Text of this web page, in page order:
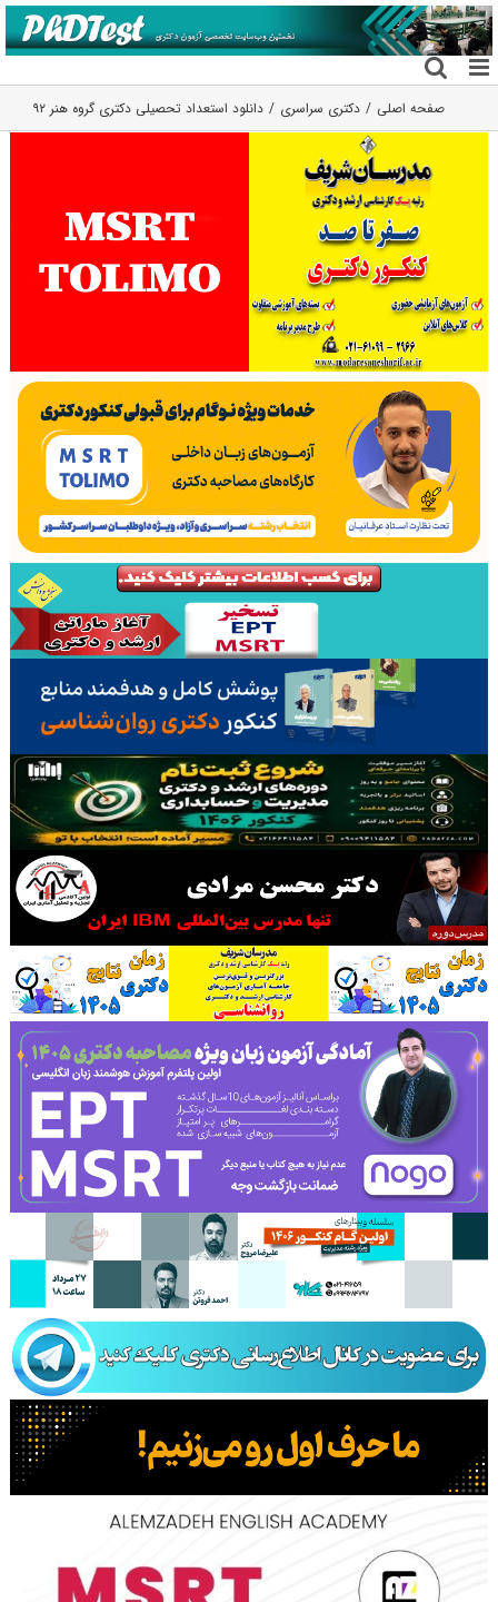
رفتن
به
محتوا
صفحه اصلی دکتری سراسری دانلود استعداد تحصیلی دکتری گروه هنر ۹۲